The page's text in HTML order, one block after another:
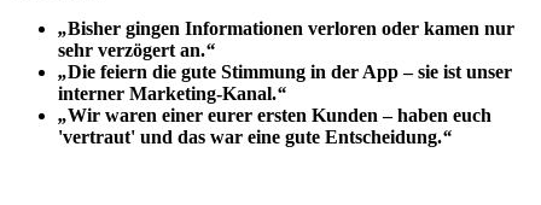
„Bisher gingen Informationen verloren oder kamen nur
sehr verzögert an.“
„Die feiern die gute Stimmung in der App – sie ist unser
interner Marketing-Kanal.“
„Wir waren einer eurer ersten Kunden – haben euch
'vertraut' und das war eine gute Entscheidung.“